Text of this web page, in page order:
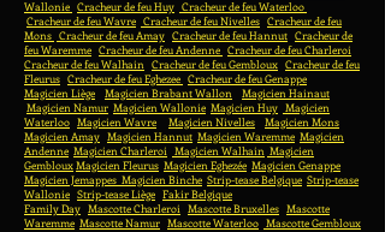
Wallonie Cracheur de feu Huy Cracheur de feu Waterloo
Cracheur de feu Wavre Cracheur de feu Nivelles Cracheur de feu
Mons Cracheur de feu Amay Cracheur de feu Hannut Cracheur de
feu Waremme Cracheur de feu Andenne Cracheur de feu Charleroi
Cracheur de feu Walhain Cracheur de feu Gembloux Cracheur de feu
Fleurus Cracheur de feu Eghezee Cracheur de feu Genappe
Magicien Liège
Magicien Brabant Wallon
Magicien Hainaut
Magicien Namur Magicien Wallonie Magicien Huy Magicien
Waterloo Magicien Wavre Magicien Nivelles
Magicien Mons
Magicien Amay Magicien Hannut Magicien Waremme Magicien
Andenne Magicien Charleroi Magicien Walhain Magicien
GemblouxMagicien Fleurus Magicien Eghezée Magicien Genappe
Magicien Jemappes Magicien Binche Strip-tease Belgique Strip-tease
Wallonie Strip-tease Liège Fakir Belgique
Family Day Mascotte Charleroi Mascotte Bruxelles Mascotte
Waremme Mascotte Namur Mascotte Waterloo Mascotte Gembloux